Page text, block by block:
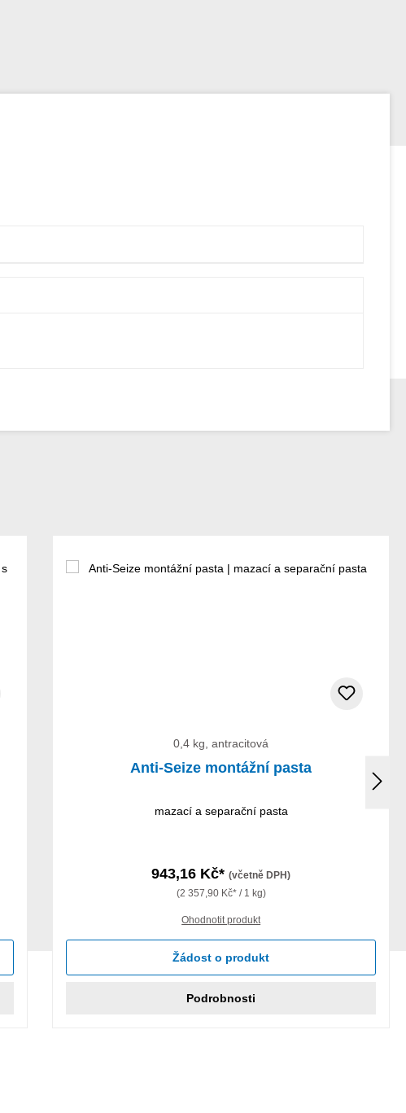
0,4 kg, antracitová
Anti-Seize montážní pasta
mazací a separační pasta
943,16 Kč*(včetně DPH)
(2 357,90 Kč* / 1 kg)
Ohodnotit produkt
Žádost o produkt
Podrobnosti